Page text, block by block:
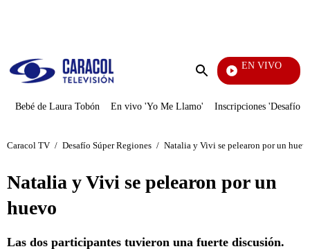
Enviar
EN VIVO
EFÉ
Bebé de Laura Tobón En vivo 'Yo Me Llamo' Inscripciones 'Desafío'
Caracol TV / Desafío Súper Regiones / Natalia y Vivi se pelearon por un
Natalia y Vivi se pelearon por un
huevo
Las dos participantes tuvieron una fuerte discusión.